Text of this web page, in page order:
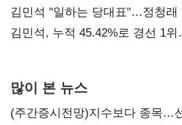
통감"
김민석 "일하는 당대표"…정청래
김민석, 누적 45.42%로 경선 1
많이 본 뉴스
(주간증시전망)지수보다 종목…